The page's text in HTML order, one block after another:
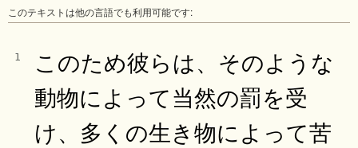
このテキストは他の言語でも利用可能です:
1
このため彼らは、そのような
動物によって当然の罰を受
け、多くの生き物によって苦